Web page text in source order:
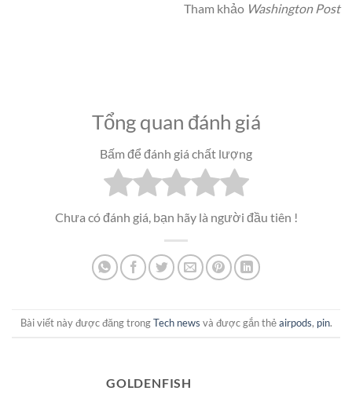
Tham khảo Washington Post
Tổng quan đánh giá
Bấm để đánh giá chất lượng
Chưa có đánh giá, bạn hãy là người đầu tiên !
Bài viết này được đăng trongTech news và được gắn thẻairpods, pin.
GOLDENFISH